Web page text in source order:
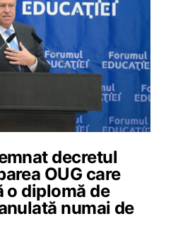
decretul
OUG care
o diplomă de
numai de